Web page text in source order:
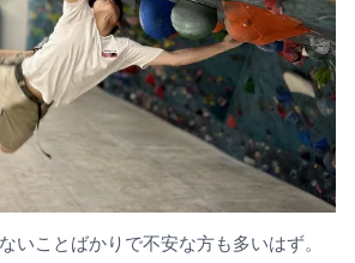
いことばかりで不安な方も多いはず。